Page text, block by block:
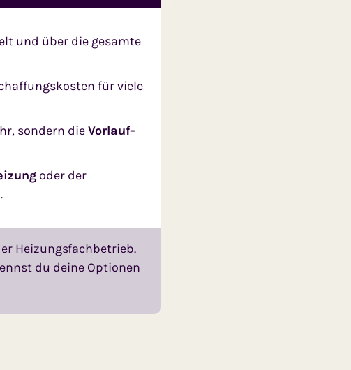
und über die gesamte
für viele
sondern dieVorlauf­
oder der
Heizungs­fachbetrieb.
du deine Optionen